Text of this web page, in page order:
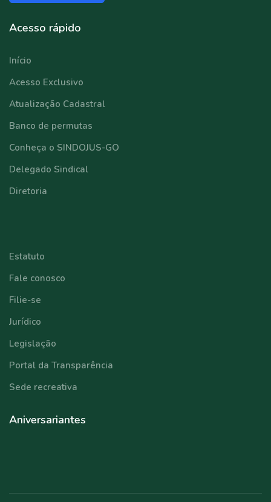
Acesso rápido
Início
Acesso Exclusivo
Atualização Cadastral
Banco de permutas
Conheça o SINDOJUS-GO
Delegado Sindical
Diretoria
Estatuto
Fale conosco
Filie-se
Jurídico
Legislação
Portal da Transparência
Sede recreativa
Aniversariantes